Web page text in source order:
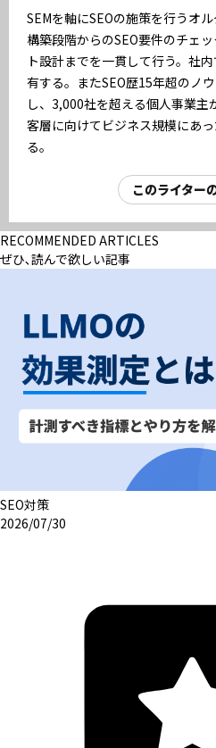
SEMを軸にSEOの施策を行うオ
構築段階からのSEO要件のチェ
ト設計までを一貫して行う。社
有する。またSEO歴15年超のノ
し、3,000社を超える個人事業
客層に向けてビジネス規模にあ
る。
このライター
RECOMMENDED ARTICLES
ぜひ､読んで欲しい記事
SEO対策
2026/07/30